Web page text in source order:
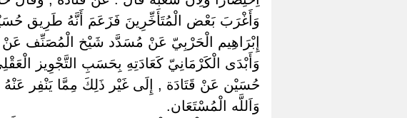
وَأَغْرَبَ بَعْض الْمُتَأَخِّرِينَ فَزَعَمَ أَنَّهُ طَرِيق
إِبْرَاهِيم الْحَرْبِيّ عَنْ مُسَدَّد شَيْخ الْمُصَنِّف
وَأَبْدَى الْكَرْمَانِيّ كَعَادَتِهِ بِحَسَبِ التَّجْوِيز
حُسَيْن عَنْ قَتَادَة , إِلَى غَيْر ذَلِكَ مِمَّا يَنْفِر
وَاَللَّه الْمُسْتَعَان.